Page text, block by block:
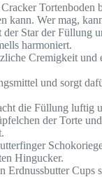
Tortenboden
kann. Wer mag,
Star der Füllung
harmoniert.
Cremigkeit
und sorgt
die Füllung luftig
der Torte
Hingucker.
Erdnussbutter Cups